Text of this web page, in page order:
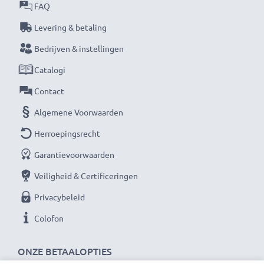
Kabel Materiaal
Connector materiaal
★ 3 jaar garantie ★
Als internationale speciaalzaak sinds 2004 weten wij,
waar het bij hoogwaardige producten om draait.
Daarom verlenen wij een garantie van 36 maanden!
ONZE BETAALOPTIES
FAQ
Levering & betaling
Bedrijven & instellingen
Catalogi
Contact
Algemene Voorwaarden
Herroepingsrecht
Garantievoorwaarden
Veiligheid & Certificeringen
Privacybeleid
Colofon